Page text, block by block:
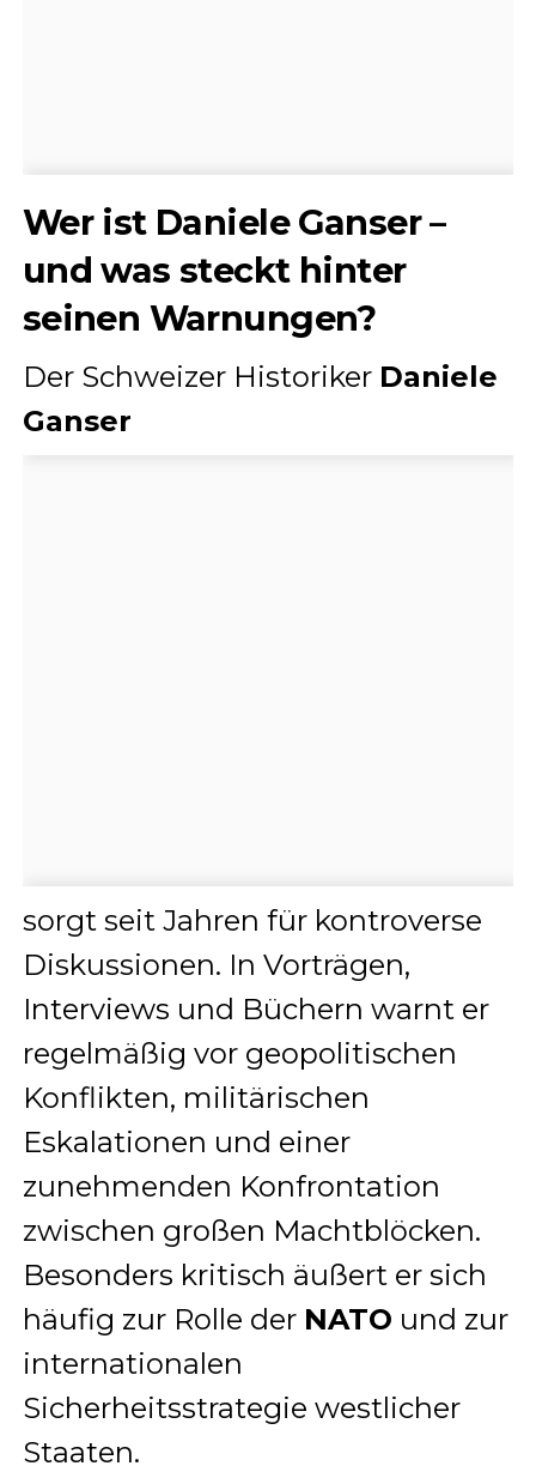
Wer ist Daniele Ganser –
und was steckt hinter
seinen Warnungen?
Der Schweizer Historiker Daniele
Ganser
sorgt seit Jahren für kontroverse
Diskussionen. In Vorträgen,
Interviews und Büchern warnt er
regelmäßig vor geopolitischen
Konflikten, militärischen
Eskalationen und einer
zunehmenden Konfrontation
zwischen großen Machtblöcken.
Besonders kritisch äußert er sich
häufig zur Rolle der NATO und zur
internationalen
Sicherheitsstrategie westlicher
Staaten.